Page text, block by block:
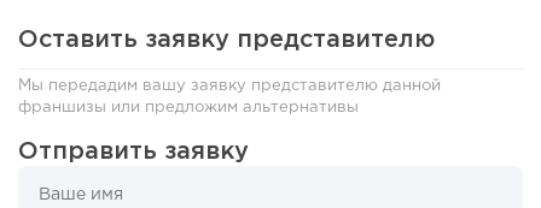
184
Отзыв SSL-сертификатов у банков: как это влияет на
Оставить заявку представителю
Мы передадим вашу заявку представителю данной
франшизы или предложим альтернативы
Отправить заявку